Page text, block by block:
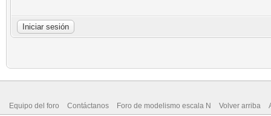
Equipo del foro Contáctanos Foro de modelismo escala N Volver arriba